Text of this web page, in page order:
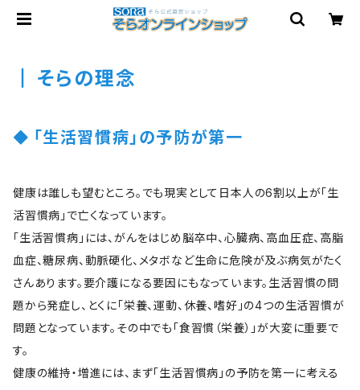
そらの理念
「生活習慣病」の予防が第一
健康は誰しも望むところ。でも現実として日本人の6割以上が「生
活習慣病」で亡くなっています。
「生活習慣病」には、がんをはじめ脳卒中、心臓病、高血圧症、高脂
血症、糖尿病、動脈硬化、メタボなど生命に危険が及ぶ病気がたく
さんあります。要介護になる要因にもなっています。生活習慣の問
題から発症し、とくに「栄養、運動、休養、嗜好」の4つの生活習慣が
問題となっています。その中でも「食習慣（栄養）」が大変に重要で
す。
健康の維持・増進には、まず「生活習慣病」の予防を第一に考える